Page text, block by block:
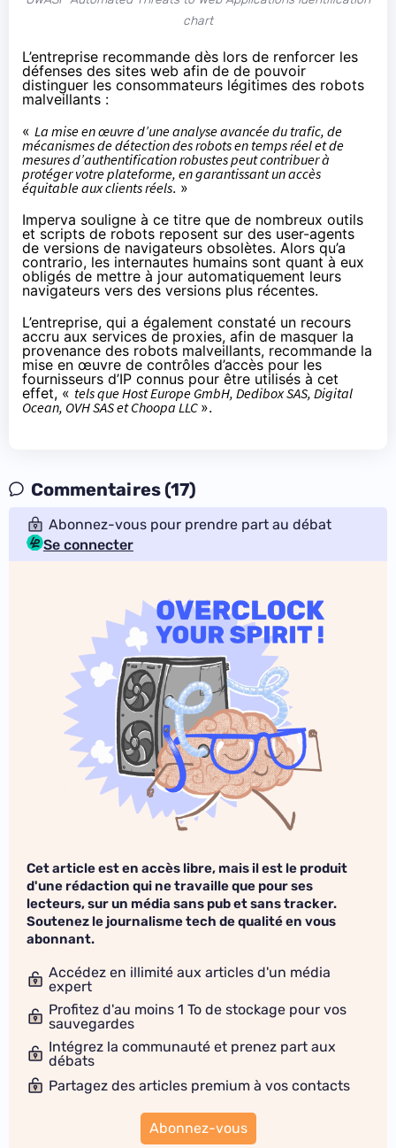
chart
L’entreprise recommande dès lors de renforcer les
défenses des sites web afin de de pouvoir
distinguer les consommateurs légitimes des robots
malveillants :
« La mise en œuvre d’une analyse avancée du trafic, de
mécanismes de détection des robots en temps réel et de
mesures d’authentification robustes peut contribuer à
protéger votre plateforme, en garantissant un accès
équitable aux clients réels. »
Imperva souligne à ce titre que de nombreux outils
et scripts de robots reposent sur des user-agents
de versions de navigateurs obsolètes. Alors qu’a
contrario, les internautes humains sont quant à eux
obligés de mettre à jour automatiquement leurs
navigateurs vers des versions plus récentes.
L’entreprise, qui a également constaté un recours
accru aux services de proxies, afin de masquer la
provenance des robots malveillants, recommande la
mise en œuvre de contrôles d’accès pour les
fournisseurs d’IP connus pour être utilisés à cet
effet, « tels que Host Europe GmbH, Dedibox SAS, Digital
Ocean, OVH SAS et Choopa LLC ».
Commentaires (17)
Abonnez-vous pour prendre part au débat
Se connecter
Cet article est en accès libre, mais il est le produit
d'une rédaction qui ne travaille que pour ses
lecteurs, sur un média sans pub et sans tracker.
Soutenez le journalisme tech de qualité en vous
abonnant.
Accédez en illimité aux articles d'un média
expert
Profitez d'au moins 1 To de stockage pour vos
sauvegardes
Intégrez la communauté et prenez part aux
débats
Partagez des articles premium à vos contacts
Abonnez-vous